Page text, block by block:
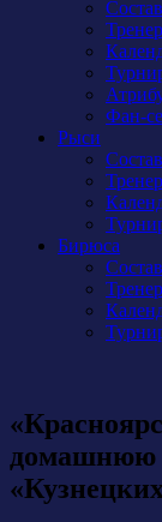
Состав
Фан-
Рыси
Состав
Бирюса
Состав
домашнюю